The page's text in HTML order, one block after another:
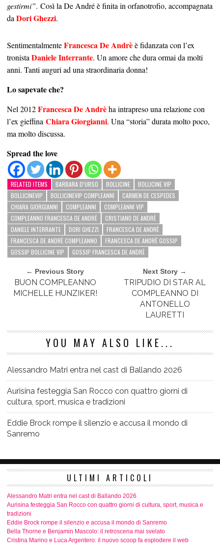
gestirmi”. Così la De André è finita in orfanotrofio, accompagnata
daDori Ghezzi.
SentimentalmenteFrancesca De Andrèè fidanzata con l’ex
tronistaDaniele Interrante. Un amore che dura ormai da molti
anni. Tanti auguri ad una straordinaria donna!
Lo sapevate che?
Nel 2012Francesca De Andrèha intrapreso una relazione con
l’ex gieffina Chiara Giorgianni. Una “storia” durata molto poco,
ma molto discussa.
Spread the love
RELATED ITEMS BARBARA D’URSO BOLLICINE
BOLLICINE VIP
BOLLICINEVIP
BOLLICINEVIP COMPLEANNI
CARMEN DE CESPEDES
CHIARA GIORGIANNI
COMPLEANNI
COMPLEANNI VIP
COMPLEANNO FRANCESCA DE ANDRÈ
CRISTIANO DE ANDRÈ
DANIELE INTERRANTE
DORI GHEZZI
FRANCESCA DE ANDRÈ
FRANCESCA DE ANDRÈ COMPLEANNO
FRANCESCA DE ANDRÈ GOSSIP
GOSSIP BOLLICINE VIP
GOSSIP FRANCESCA DE ANDRÈ
← Previous Story
BUON COMPLEANNO
MICHELLE HUNZIKER!
Next Story →
TRIPUDIO DI STAR AL
COMPLEANNO DI
ANTONELLO
LAURETTI
YOU MAY ALSO LIKE...
Alessandro Matri entra nel cast di Ballando 2026
Aurisina festeggia San Rocco con quattro giorni di
cultura, sport, musica e tradizioni
Eddie Brock rompe il silenzio e accusa il mondo di
Sanremo
ULTIMI ARTICOLI
Alessandro Matri entra nel cast di Ballando 2026
Aurisina festeggia San Rocco con quattro giorni di cultura, sport, musica e
tradizioni
Eddie Brock rompe il silenzio e accusa il mondo di Sanremo
Bella Thorne e Benjamin Mascolo: il retroscena mai svelato
Cristina Marino e Luca Argentero: il nuovo scoop fa esplodere il web